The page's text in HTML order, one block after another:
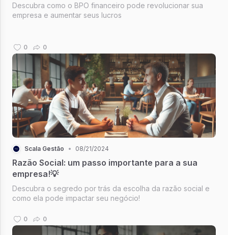
Descubra como o BPO financeiro pode revolucionar sua
empresa e aumentar seus lucros
0 0
Scala Gestão • 08/21/2024
Razão Social: um passo importante para a sua
empresa!💡
Descubra o segredo por trás da escolha da razão social e
como ela pode impactar seu negócio!
0 0